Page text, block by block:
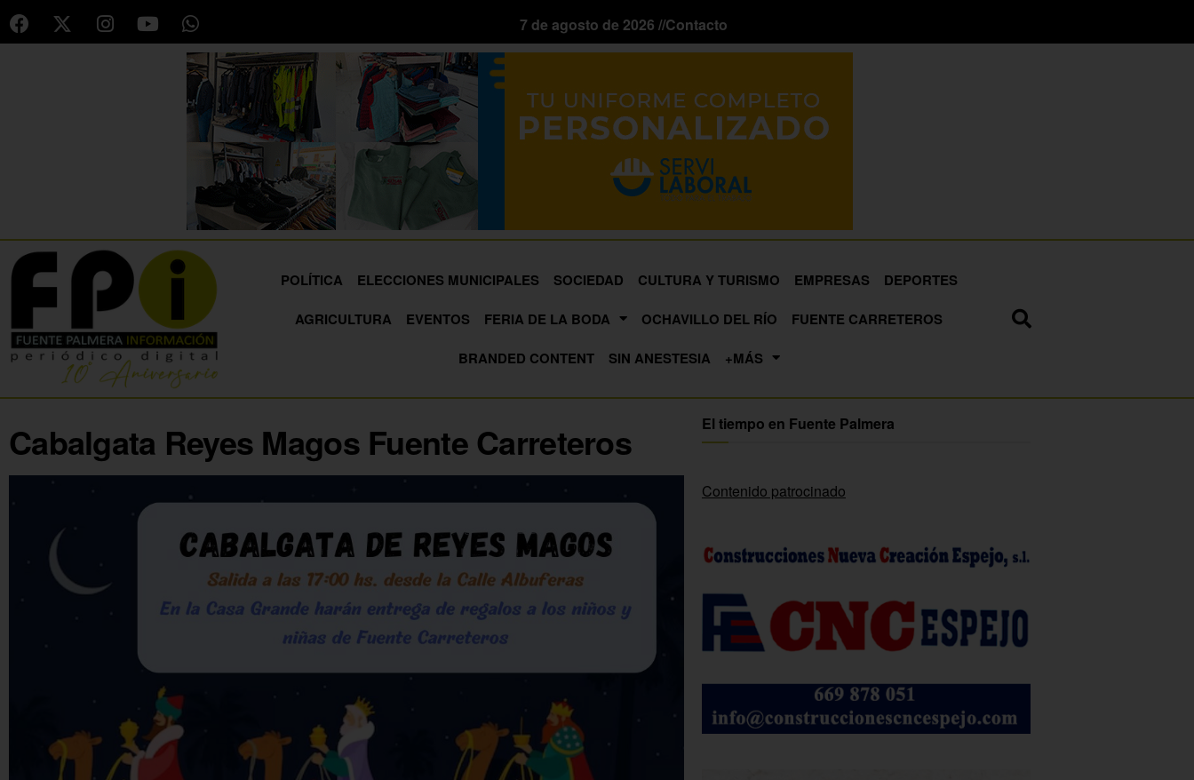
7 de agosto de 2026 //Contacto
POLÍTICA ELECCIONES MUNICIPALES SOCIEDAD CULTURA Y TURISMO EMPRESAS
DEPORTES
AGRICULTURA
EVENTOS FERIA DE LA BODA OCHAVILLO DEL RÍO
FUENTE CARRETEROS
BRANDED CONTENT
SIN ANESTESIA +MÁS
Cabalgata Reyes Magos Fuente Carreteros El tiempo en Fuente Palmera
Contenido patrocinado